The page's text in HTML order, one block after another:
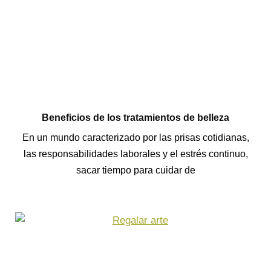
Beneficios de los tratamientos de belleza
En un mundo caracterizado por las prisas cotidianas,
las responsabilidades laborales y el estrés continuo,
sacar tiempo para cuidar de